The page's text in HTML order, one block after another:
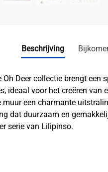
Beschrijving
Deer collectie brengt
ideaal voor het creëren
een charmante
dat duurzaam en
serie van Lilipinso.